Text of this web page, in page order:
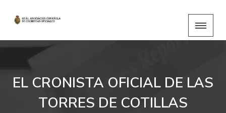
EL CRONISTA OFICIAL DE LAS
TORRES DE COTILLAS